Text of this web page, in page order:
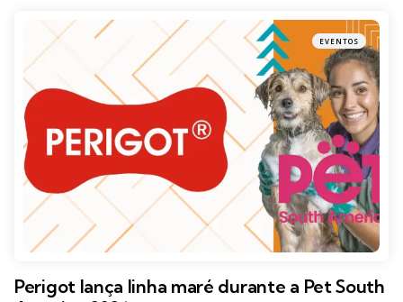
EVENTOS
Perigot lança linha maré durante a Pet South